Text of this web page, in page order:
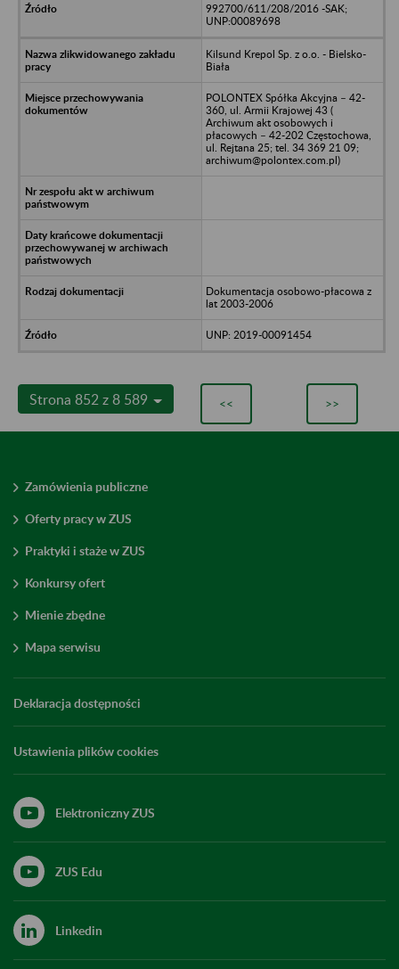
992700/611/208/2016 -SAK;
UNP:00089698
Kilsund Krepol Sp. z o.o. - Bielsko-
Biała
POLONTEX Spółka Akcyjna – 42-
360, ul. Armii Krajowej 43 (
Archiwum akt osobowych i
płacowych – 42-202 Częstochowa,
ul. Rejtana 25; tel. 34 369 21 09;
archiwum@polontex.com.pl)
Dokumentacja osobowo-płacowa z
lat 2003-2006
UNP: 2019-00091454
Strona 852 z 8 589 << >>
Zamówienia publiczne
Oferty pracy w ZUS
Praktyki i staże w ZUS
Konkursy ofert
Mienie zbędne
Mapa serwisu
Deklaracja dostępności
Ustawienia plików cookies
Elektroniczny ZUS
ZUS Edu
Linkedin